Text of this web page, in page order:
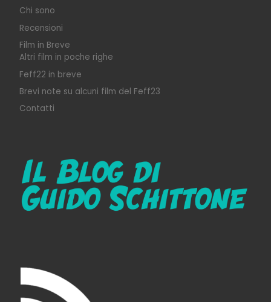
Chi sono
Recensioni
Film in Breve
Altri film in poche righe
Feff22 in breve
Brevi note su alcuni film del Feff23
Contatti